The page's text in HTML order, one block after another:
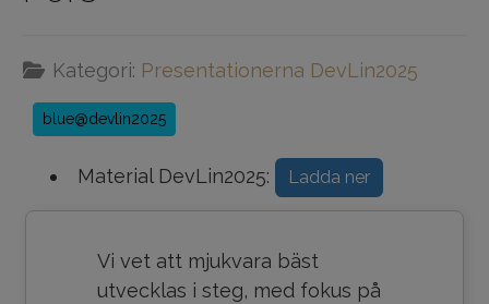
Kategori: Presentationerna DevLin2025
blue@devlin2025
Material DevLin2025: Ladda ner
Vi vet att mjukvara bäst
utvecklas i steg, med fokus på